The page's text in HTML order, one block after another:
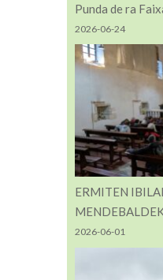
Punda de ra
2026-06-24
ERMITEN
2026-06-01